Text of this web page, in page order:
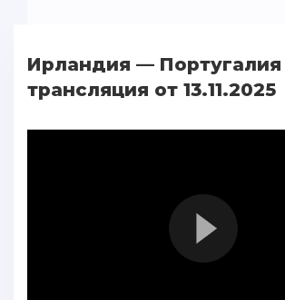
Ирландия — Португалия
трансляция от 13.11.2025